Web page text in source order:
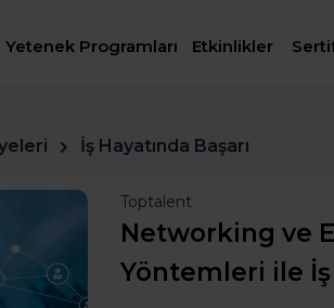
Yetenek Programları Etkinlikler
İş Hayatında Başarı
Toptalent
Networking ve
Yöntemleri ile İş